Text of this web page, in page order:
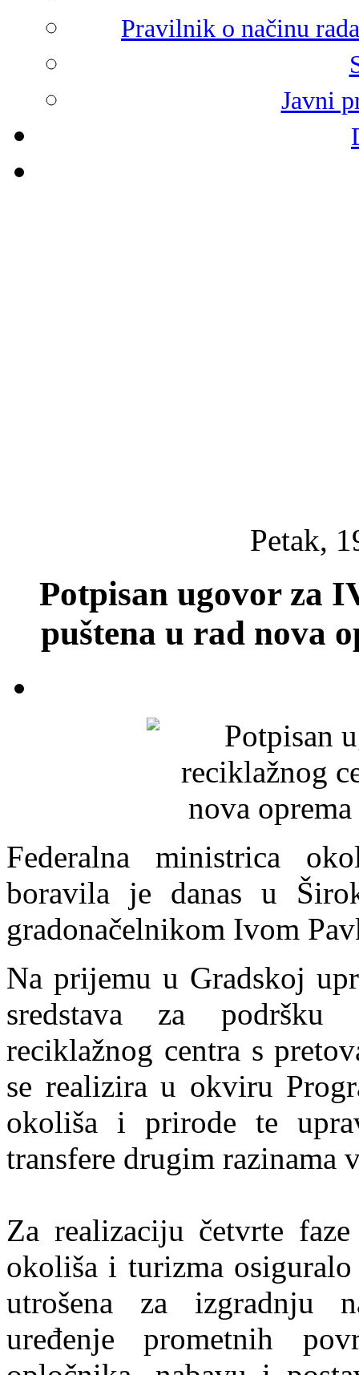
Pravilnik o načinu
Javni
Petak,
Potpisan ugovor za
puštena u rad nova
Federalna ministrica
boravila je danas u
gradonačelnikom Ivom
Na prijemu u Gradskoj
sredstava za podršku
reciklažnog centra s
se realizira u okviru
okoliša i prirode te
transfere drugim razinama
Za realizaciju četvrte
okoliša i turizma
utrošena za izgradnju
uređenje prometnih